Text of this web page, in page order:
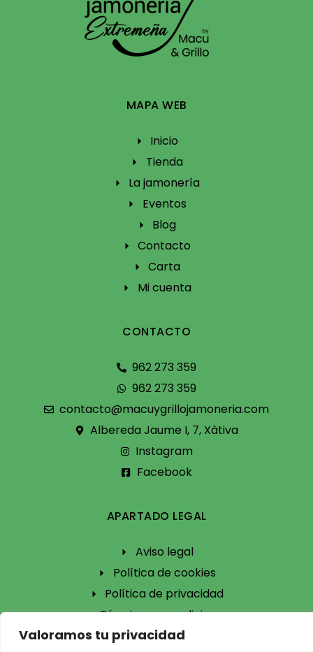
Valoramos tu privacidad
MAPA WEB
Inicio
Tienda
La jamonería
Eventos
Blog
Contacto
Carta
Mi cuenta
CONTACTO
962 273 359
962 273 359
contacto@macuygrillojamoneria.com
Albereda Jaume I, 7, Xàtiva
Instagram
Facebook
APARTADO LEGAL
Aviso legal
Política de cookies
Política de privacidad
Términos y condiciones